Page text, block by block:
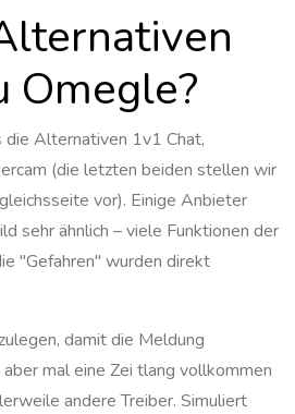
Omegle?
Alternativen 1v1 Chat,
(die letzten beiden stellen wir
vor). Einige Anbieter
sehr ähnlich – viele Funktionen der
"Gefahren" wurden direkt
damit die Meldung
mal eine Zei tlang vollkommen
andere Treiber. Simuliert